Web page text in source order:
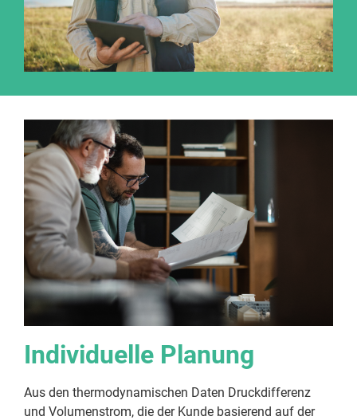
Individuelle Planung
Aus den thermodynamischen Daten Druckdifferenz
und Volumenstrom, die der Kunde basierend auf der